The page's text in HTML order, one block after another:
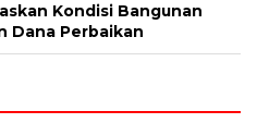
Kondisi Bangunan
Dana Perbaikan